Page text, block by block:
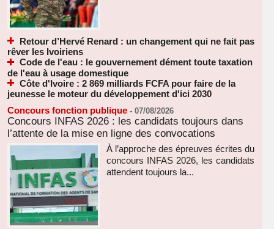
Retour d’Hervé Renard : un changement qui ne fait pas
rêver les Ivoiriens
Code de l'eau : le gouvernement dément toute taxation
de l'eau à usage domestique
Côte d'Ivoire : 2 869 milliards FCFA pour faire de la
jeunesse le moteur du développement d'ici 2030
Concours fonction publique - 07/08/2026
Concours INFAS 2026 : les candidats toujours dans
l’attente de la mise en ligne des convocations
À l’approche des épreuves écrites du
concours INFAS 2026, les candidats
attendent toujours la...